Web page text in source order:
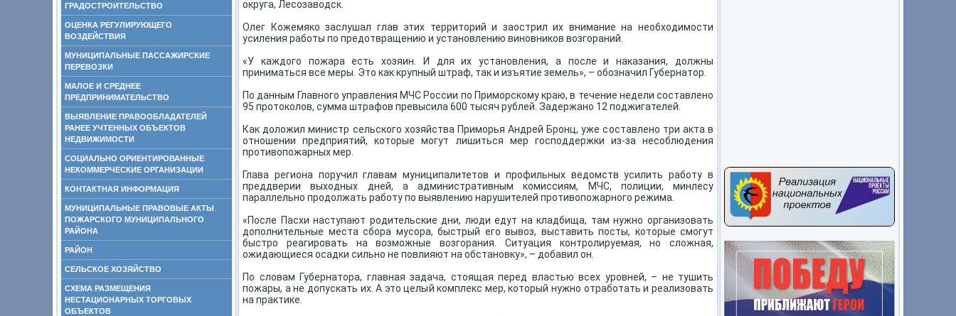
ГРАДОСТРОИТЕЛЬСТВО
ОЦЕНКА РЕГУЛИРУЮЩЕГО
ВОЗДЕЙСТВИЯ
МУНИЦИПАЛЬНЫЕ ПАССАЖИРСКИЕ
ПЕРЕВОЗКИ
МАЛОЕ И СРЕДНЕЕ
ПРЕДПРИНИМАТЕЛЬСТВО
ВЫЯВЛЕНИЕ ПРАВООБЛАДАТЕЛЕЙ
РАНЕЕ УЧТЕННЫХ ОБЪЕКТОВ
НЕДВИЖИМОСТИ
СОЦИАЛЬНО ОРИЕНТИРОВАННЫЕ
НЕКОММЕРЧЕСКИЕ ОРГАНИЗАЦИИ
КОНТАКТНАЯ ИНФОРМАЦИЯ
МУНИЦИПАЛЬНЫЕ ПРАВОВЫЕ АКТЫ
ПОЖАРСКОГО МУНИЦИПАЛЬНОГО
РАЙОНА
РАЙОН
СЕЛЬСКОЕ ХОЗЯЙСТВО
СХЕМА РАЗМЕЩЕНИЯ
НЕСТАЦИОНАРНЫХ ТОРГОВЫХ
ОБЪЕКТОВ
округа, Лесозаводск.
Олег Кожемяко заслушал глав этих территорий и заострил их внимание на необходимости
усиления работы по предотвращению и установлению виновников возгораний.
«У каждого пожара есть хозяин. И для их установления, а после и наказания, должны
приниматься все меры. Это как крупный штраф, так и изъятие земель», – обозначил Губернатор.
По данным Главного управления МЧС России по Приморскому краю, в течение недели составлено
95 протоколов, сумма штрафов превысила 600 тысяч рублей. Задержано 12 поджигателей.
Как доложил министр сельского хозяйства Приморья Андрей Бронц, уже составлено три акта в
отношении предприятий, которые могут лишиться мер господдержки из-за несоблюдения
противопожарных мер.
Глава региона поручил главам муниципалитетов и профильных ведомств усилить работу в
преддверии выходных дней, а административным комиссиям, МЧС, полиции, минлесу
параллельно продолжать работу по выявлению нарушителей противопожарного режима.
«После Пасхи наступают родительские дни, люди едут на кладбища, там нужно организовать
дополнительные места сбора мусора, быстрый его вывоз, выставить посты, которые смогут
быстро реагировать на возможные возгорания. Ситуация контролируемая, но сложная,
ожидающиеся осадки сильно не повлияют на обстановку», – добавил он.
По словам Губернатора, главная задача, стоящая перед властью всех уровней, – не тушить
пожары, а не допускать их. А это целый комплекс мер, который нужно отработать и реализовать
на практике.